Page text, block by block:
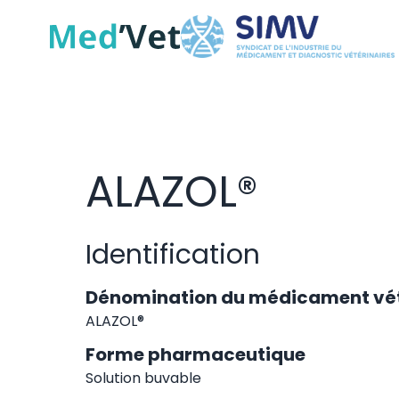
ALAZOL®
Identification
Dénomination du médicament
ALAZOL®
Forme pharmaceutique
Solution buvable